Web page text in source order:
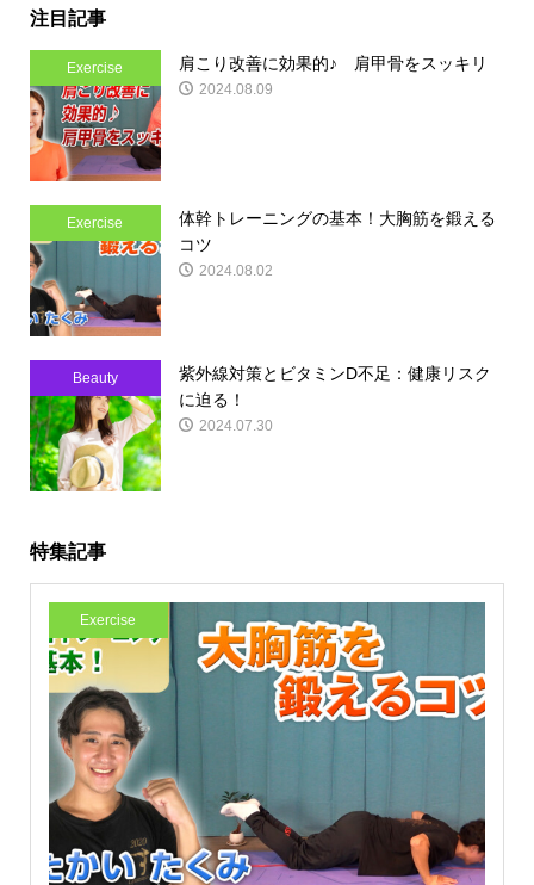
注目記事
Exercise 肩こり改善に効果的♪ 肩甲骨をスッキリ
2024.08.09
Exercise
体幹トレーニングの基本！大胸筋を鍛える
コツ
2024.08.02
Beauty
紫外線対策とビタミンD不足：健康リスク
に迫る！
2024.07.30
特集記事
Exercise